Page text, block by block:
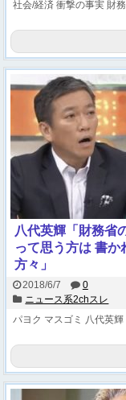
社会/経済 衝撃の事実 財
八代英輝「財務省
って思う方は 書か
方々」
2018/6/7
0
ニュース系2chスレ
パヨク マスゴミ 八代英輝